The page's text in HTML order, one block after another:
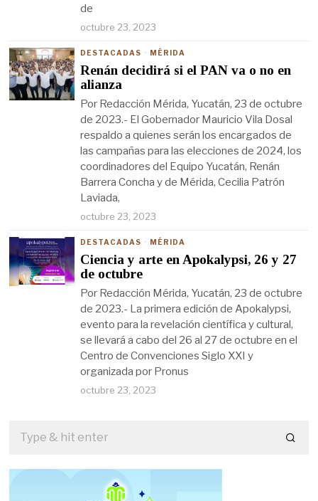
de
octubre 23, 2023
DESTACADAS · MÉRIDA
Renán decidirá si el PAN va o no en
alianza
Por Redacción Mérida, Yucatán, 23 de octubre
de 2023.- El Gobernador Mauricio Vila Dosal
respaldo a quienes serán los encargados de
las campañas para las elecciones de 2024, los
coordinadores del Equipo Yucatán, Renán
Barrera Concha y de Mérida, Cecilia Patrón
Laviada,
octubre 23, 2023
DESTACADAS · MÉRIDA
Ciencia y arte en Apokalypsi, 26 y 27
de octubre
Por Redacción Mérida, Yucatán, 23 de octubre
de 2023.- La primera edición de Apokalypsi,
evento para la revelación científica y cultural,
se llevará a cabo del 26 al 27 de octubre en el
Centro de Convenciones Siglo XXI y
organizada por Pronus
octubre 23, 2023